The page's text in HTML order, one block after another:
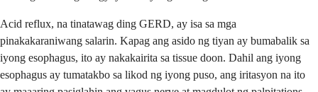
Acid reflux, na tinatawag ding GERD, ay isa sa mga
pinakakaraniwang salarin. Kapag ang asido ng tiyan ay bumabalik sa
iyong esophagus, ito ay nakakairita sa tissue doon. Dahil ang iyong
esophagus ay tumatakbo sa likod ng iyong puso, ang iritasyon na ito